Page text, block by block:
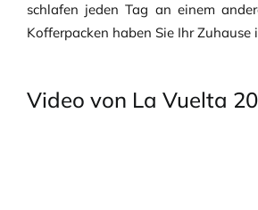
schlafen jeden Tag an einem
Kofferpacken haben Sie Ihr Zuhause
Video von La Vuelta